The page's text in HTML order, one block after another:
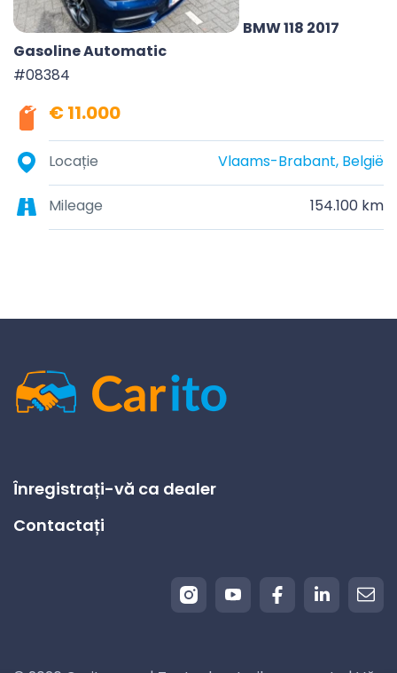
BMW 118 2017
Gasoline Automatic
#08384
€ 11.000
Locație Vlaams-Brabant, België
Mileage 154.100 km
Înregistrați-vă ca dealer
Contactați